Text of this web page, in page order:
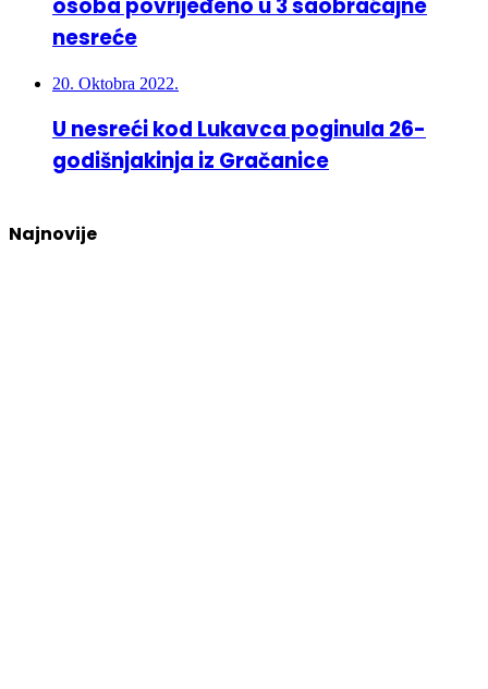
osoba povrijeđeno u 3 saobraćajne
nesreće
20. Oktobra 2022.
U nesreći kod Lukavca poginula 26-
godišnjakinja iz Gračanice
Najnovije